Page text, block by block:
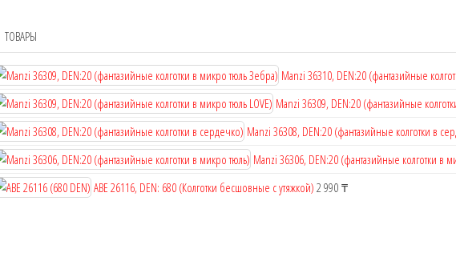
ТОВАРЫ
Manzi 36310, DEN:20 (фантазийные
Manzi 36309, DEN:20 (фантазийные
Manzi 36308, DEN:20 (фантазийные колготки в
Manzi 36306, DEN:20 (фантазийные колготки в
ABE 26116, DEN: 680 (Колготки бесшовные с утяжкой) 2 990 ₸